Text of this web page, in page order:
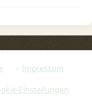
Impressum
Einstellungen